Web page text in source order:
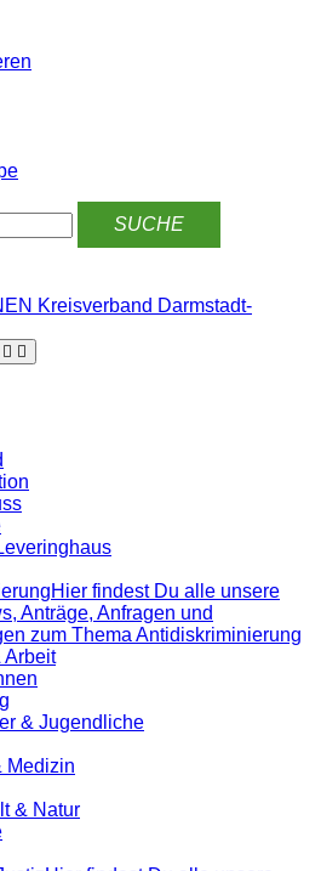
Kreisverband Darmstadt-
Hier findest Du alle unsere
Anträge, Anfragen und
zum Thema Antidiskriminierung
Arbeit
& Jugendliche
Medizin
& Natur